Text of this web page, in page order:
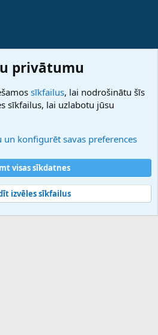
® © 2010-2025 XenForo Ltd.
privātumu
sīkfailus, lai nodrošinātu šīs
sīkfailus, lai uzlabotu jūsu
konfigurēt savas preferences
visas sīkdatnes
izvēles sīkfailus